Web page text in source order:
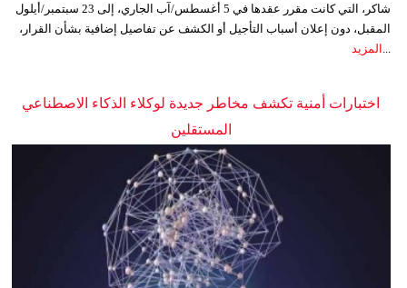
شاكر، التي كانت مقرر عقدها في 5 أغسطس/آب الجاري، إلى 23 سبتمبر/أيلول
المقبل، دون إعلان أسباب التأجيل أو الكشف عن تفاصيل إضافية بشأن القرار،
المزيد
اختبارات أمنية تكشف مخاطر جديدة لوكلاء الذكاء الاصطناعي
المستقلين